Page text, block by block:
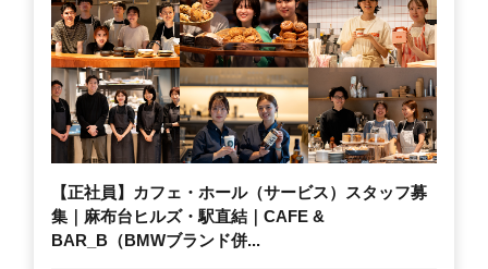
【正社員】カフェ・ホール（サービス）スタッフ募
集｜麻布台ヒルズ・駅直結｜CAFE &
BAR_B（BMWブランド併...